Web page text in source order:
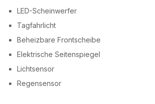
LED-Scheinwerfer
Tagfahrlicht
Beheizbare Frontscheibe
Elektrische Seitenspiegel
Lichtsensor
Regensensor